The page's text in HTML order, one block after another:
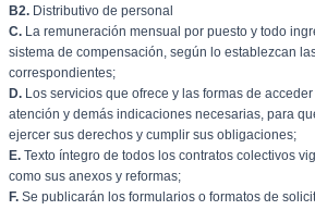
B2. Distributivo de personal
C. La remuneración mensual por puesto y todo
sistema de compensación, según lo establezcan
correspondientes;
D. Los servicios que ofrece y las formas de
atención y demás indicaciones necesarias, para
ejercer sus derechos y cumplir sus obligaciones;
E. Texto íntegro de todos los contratos colectivos
como sus anexos y reformas;
F. Se publicarán los formularios o formatos de